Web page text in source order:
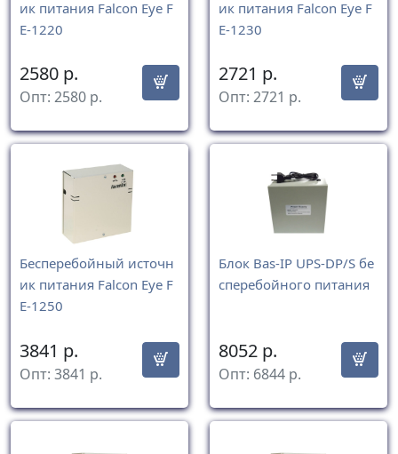
ик питания Falcon Eye F
E-1220
2580 р.
Опт: 2580 р.
ик питания Falcon Eye F
E-1230
2721 р.
Опт: 2721 р.
Бесперебойный источн
ик питания Falcon Eye F
E-1250
3841 р.
Опт: 3841 р.
Блок Bas-IP UPS-DP/S бе
сперебойного питания
8052 р.
Опт: 6844 р.